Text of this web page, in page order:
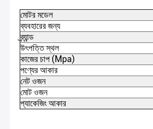
মোটর মডেল
ব্যবহারের জন্য
ব্র্যান্ড
উৎপত্তি স্থল
কাজের চাপ (Mpa)
পণ্যের আকার
নেট ওজন
মোট ওজন
প্যাকেজিং আকার